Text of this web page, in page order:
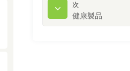
次
健康製品